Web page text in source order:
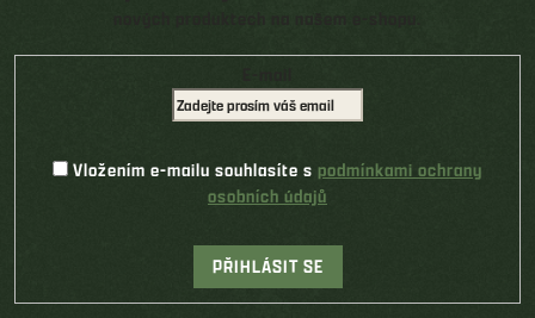
Vložením e-mailu souhlasíte s podmínkami ochrany
osobních údajů
PŘIHLÁSIT SE